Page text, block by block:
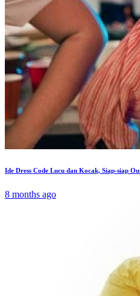
Ide Dress Code Lucu dan Kocak, Siap-siap
8 months ago